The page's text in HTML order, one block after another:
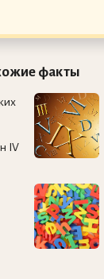
факты
IV